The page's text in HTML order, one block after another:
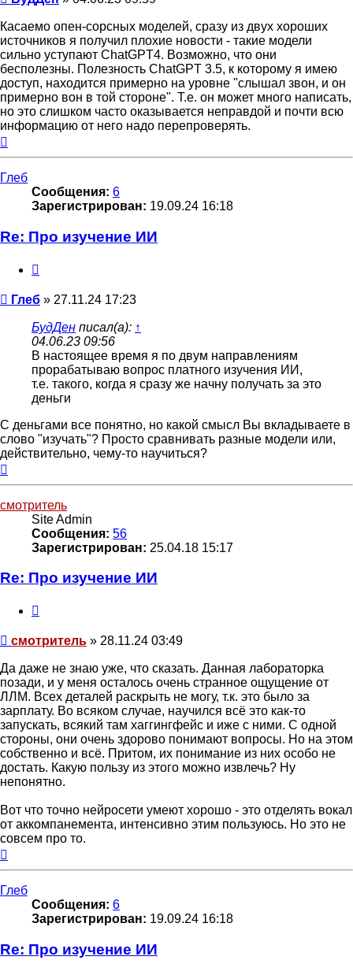
Касаемо опен-сорсных моделей, сразу из двух хороших
источников я получил плохие новости - такие модели
сильно уступают ChatGPT4. Возможно, что они
бесполезны. Полезность ChatGPT 3.5, к которому я имею
доступ, находится примерно на уровне "слышал звон, и он
примерно вон в той стороне". Т.е. он может много написать,
но это слишком часто оказывается неправдой и почти всю
информацию от него надо перепроверять.
Глеб
Сообщения: 6
Зарегистрирован: 19.09.24 16:18
Re: Про изучение ИИ
Сообщение
Глеб » 27.11.24 17:23
БудДен писал(а): ↑
04.06.23 09:56
В настоящее время я по двум направлениям
прорабатываю вопрос платного изучения ИИ,
т.е. такого, когда я сразу же начну получать за это
деньги
С деньгами все понятно, но какой смысл Вы вкладываете в
слово "изучать"? Просто сравнивать разные модели или,
действительно, чему-то научиться?
смотритель
Site Admin
Сообщения: 56
Зарегистрирован: 25.04.18 15:17
Re: Про изучение ИИ
Сообщение
смотритель » 28.11.24 03:49
Да даже не знаю уже, что сказать. Данная лабораторка
позади, и у меня осталось очень странное ощущение от
ЛЛМ. Всех деталей раскрыть не могу, т.к. это было за
зарплату. Во всяком случае, научился всё это как-то
запускать, всякий там хаггингфейс и иже с ними. С одной
стороны, они очень здорово понимают вопросы. Но на этом
собственно и всё. Притом, их понимание из них особо не
достать. Какую пользу из этого можно извлечь? Ну
непонятно.
Вот что точно нейросети умеют хорошо - это отделять вокал
от аккомпанемента, интенсивно этим пользуюсь. Но это не
совсем про то.
Глеб
Сообщения: 6
Зарегистрирован: 19.09.24 16:18
Re: Про изучение ИИ